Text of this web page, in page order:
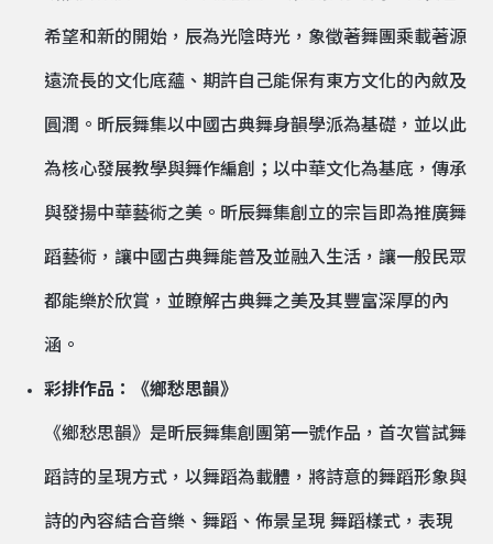
希望和新的開始，辰為光陰時光，象徵著舞團乘載著源
遠流長的文化底蘊、期許自己能保有東方文化的內斂及
圓潤。昕辰舞集以中國古典舞身韻學派為基礎，並以此
為核心發展教學與舞作編創；以中華文化為基底，傳承
與發揚中華藝術之美。昕辰舞集創立的宗旨即為推廣舞
蹈藝術，讓中國古典舞能普及並融入生活，讓一般民眾
都能樂於欣賞，並瞭解古典舞之美及其豐富深厚的內
涵。
彩排作品：《鄉愁思韻》
《鄉愁思韻》是昕辰舞集創團第一號作品，首次嘗試舞
蹈詩的呈現方式，以舞蹈為載體，將詩意的舞蹈形象與
詩的內容結合音樂、舞蹈、佈景呈現 舞蹈樣式，表現